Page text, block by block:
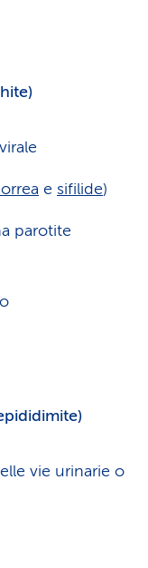
e sifilide)
parotite
vie urinarie o